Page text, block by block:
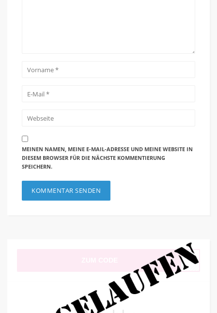
MEINEN NAMEN, MEINE E-MAIL-ADRESSE UND MEINE WEBSITE IN
DIESEM BROWSER FÜR DIE NÄCHSTE KOMMENTIERUNG
SPEICHERN.